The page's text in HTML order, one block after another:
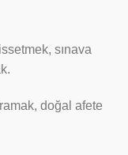
sınava
doğal afete